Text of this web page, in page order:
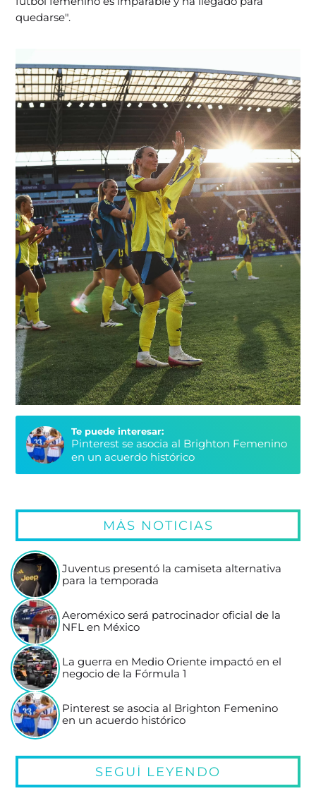
quedarse".
Te puede interesar:
Pinterest se asocia al Brighton Femenino
en un acuerdo histórico
MÁS NOTICIAS
Juventus presentó la camiseta alternativa
para la temporada
Aeroméxico será patrocinador oficial de la
NFL en México
La guerra en Medio Oriente impactó en el
negocio de la Fórmula 1
Pinterest se asocia al Brighton Femenino
en un acuerdo histórico
SEGUÍ LEYENDO